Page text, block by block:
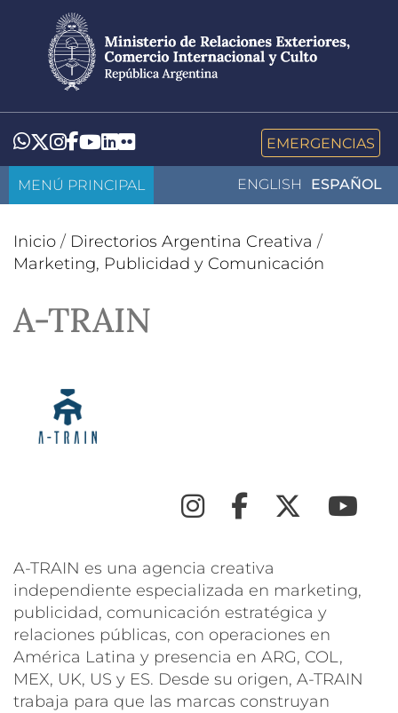
contenido
principal
Whatsapp
Twitter
Instagram
Facebook
YouTube
LinkedIn
Flickr EMERGENCIAS
ENGLISH ESPAÑOL
MENÚ PRINCIPAL
Inicio / Directorios Argentina Creativa /
Marketing, Publicidad y Comunicación
A-TRAIN
InstagramFacebookTwitter
A-TRAIN es una agencia creativa
independiente especializada en marketing,
publicidad, comunicación estratégica y
relaciones públicas, con operaciones en
América Latina y presencia en ARG, COL,
MEX, UK, US y ES. Desde su origen, A-TRAIN
trabaja para que las marcas construyan